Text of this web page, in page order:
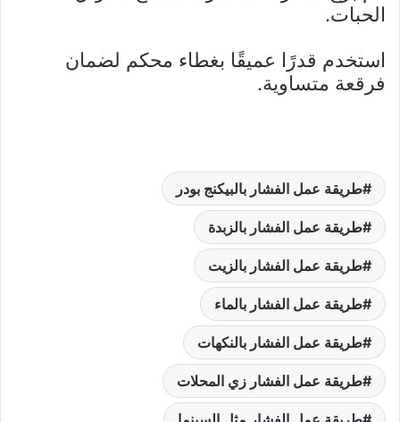
الحبات.
استخدم قدرًا عميقًا بغطاء محكم لضمان
فرقعة متساوية.
طريقة عمل الفشار بالبيكنج بودر
طريقة عمل الفشار بالزبدة
طريقة عمل الفشار بالزيت
طريقة عمل الفشار بالماء
طريقة عمل الفشار بالنكهات
طريقة عمل الفشار زي المحلات